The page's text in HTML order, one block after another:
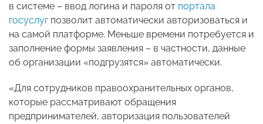
в системе – ввод логина и пароля от портала
госуслугпозволит автоматически авторизоваться и
на самой платформе. Меньше времени потребуется и
заполнение формы заявления – в частности, данные
об организации «подгрузятся» автоматически.
«Для сотрудников правоохранительных органов,
которые рассматривают обращения
предпринимателей, авторизация пользователей